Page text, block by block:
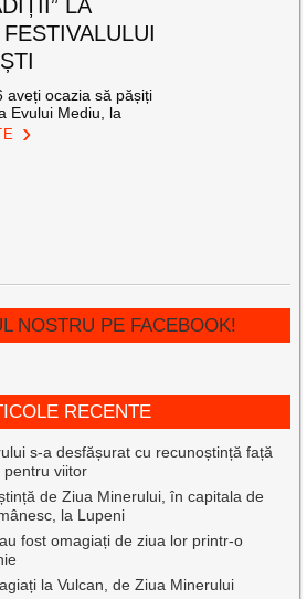
LA
aveți ocazia să pășiți
Evului Mediu, la
NOSTRU PE FACEBOOK!
RECENTE
s-a desfășurat cu recunoștință față
viitor
de Ziua Minerului, în capitala de
la Lupeni
fost omagiați de ziua lor printr-o
la Vulcan, de Ziua Minerului